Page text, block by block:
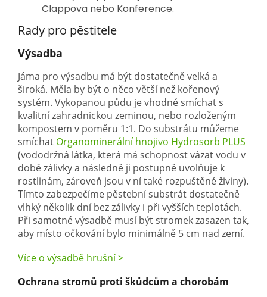
Clappova nebo Konference.
Rady pro pěstitele
Výsadba
Jáma pro výsadbu má být dostatečně velká a
široká. Měla by být o něco větší než kořenový
systém. Vykopanou půdu je vhodné smíchat s
kvalitní zahradnickou zeminou, nebo rozloženým
kompostem v poměru 1:1. Do substrátu můžeme
smíchat Organominerální hnojivo Hydrosorb PLUS
(vododržná látka, která má schopnost vázat vodu v
době zálivky a následně ji postupně uvolňuje k
rostlinám, zároveň jsou v ní také rozpuštěné živiny).
Tímto zabezpečíme pěstební substrát dostatečně
vlhký několik dní bez zálivky i při vyšších teplotách.
Při samotné výsadbě musí být stromek zasazen tak,
aby místo očkování bylo minimálně 5 cm nad zemí.
Více o výsadbě hrušní >
Ochrana stromů proti škůdcům a chorobám